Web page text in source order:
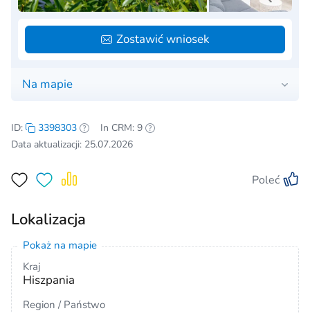
Na mapie
Zostawić wniosek
ID: 3398303
In CRM: 9
Data aktualizacji: 25.07.2026
Poleć
Lokalizacja
Pokaż na mapie
Kraj
Hiszpania
Region / Państwo